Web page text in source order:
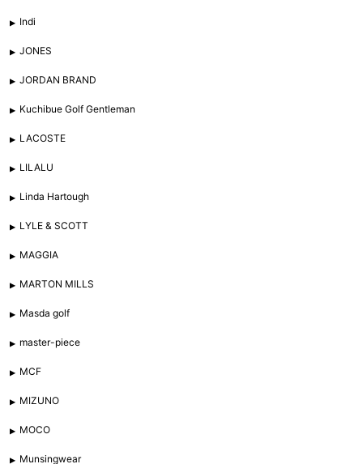
Indi
JONES
JORDAN BRAND
Kuchibue Golf Gentleman
LACOSTE
LILALU
Linda Hartough
LYLE & SCOTT
MAGGIA
MARTON MILLS
Masda golf
master-piece
MCF
MIZUNO
MOCO
Munsingwear